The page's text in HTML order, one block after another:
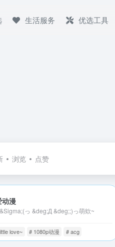
生活服务 优选工具
浏览 点赞
漫
っ &deg;Д &deg;;)っ萌欸~
love~ # 1080p动漫 # acg